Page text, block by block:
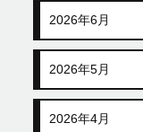
2026年6月
2026年5月
2026年4月